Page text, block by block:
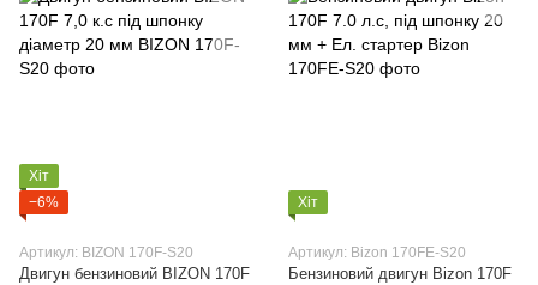
Хіт
−6%
Артикул: BIZON 170F-S20
Двигун бензиновий BIZON 170F
Хіт
Артикул: Bizon 170FE-S20
Бензиновий двигун Bizon 170F